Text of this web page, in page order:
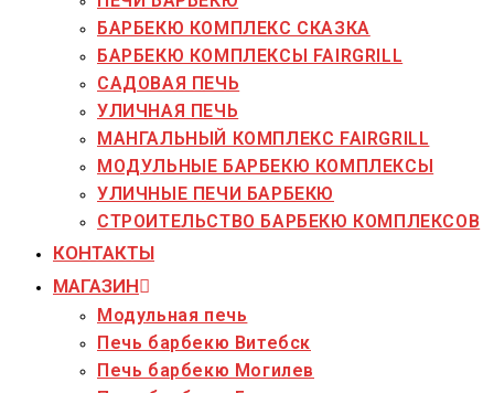
БАРБЕКЮ КОМПЛЕКС СКАЗКА
БАРБЕКЮ КОМПЛЕКСЫ FAIRGRILL
САДОВАЯ ПЕЧЬ
УЛИЧНАЯ ПЕЧЬ
МАНГАЛЬНЫЙ КОМПЛЕКС FAIRGRILL
МОДУЛЬНЫЕ БАРБЕКЮ КОМПЛЕКСЫ
УЛИЧНЫЕ ПЕЧИ БАРБЕКЮ
СТРОИТЕЛЬСТВО БАРБЕКЮ КОМПЛЕКСОВ
КОНТАКТЫ
МАГАЗИН
Модульная печь
Печь барбекю Витебск
Печь барбекю Могилев